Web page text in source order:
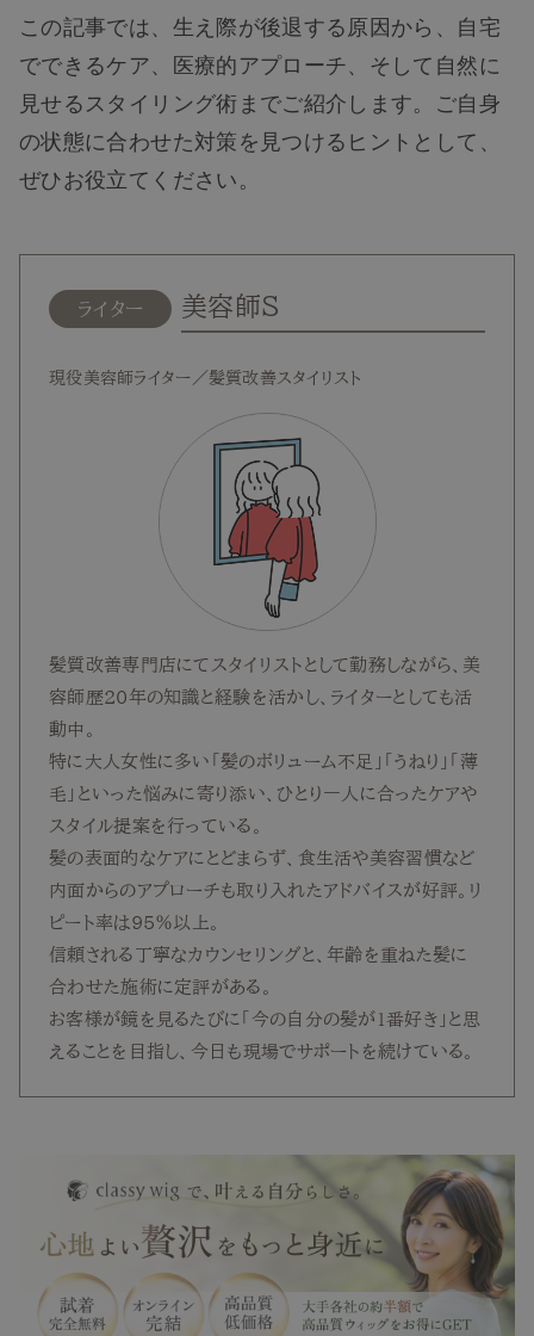
この記事では、生え際が後退する原因から、自宅
でできるケア、医療的アプローチ、そして自然に
見せるスタイリング術までご紹介します。ご自身
の状態に合わせた対策を見つけるヒントとして、
ぜひお役立てください。
ライター 美容師S
現役美容師ライター／髪質改善スタイリスト
髪質改善専門店にてスタイリストとして勤務しながら、美
容師歴20年の知識と経験を活かし、ライターとしても活
動中。
特に大人女性に多い「髪のボリューム不足」「うねり」「薄
毛」といった悩みに寄り添い、ひとり一人に合ったケアや
スタイル提案を行っている。
髪の表面的なケアにとどまらず、食生活や美容習慣など
内面からのアプローチも取り入れたアドバイスが好評。リ
ピート率は95％以上。
信頼される丁寧なカウンセリングと、年齢を重ねた髪に
合わせた施術に定評がある。
お客様が鏡を見るたびに「今の自分の髪が1番好き」と思
えることを目指し、今日も現場でサポートを続けている。